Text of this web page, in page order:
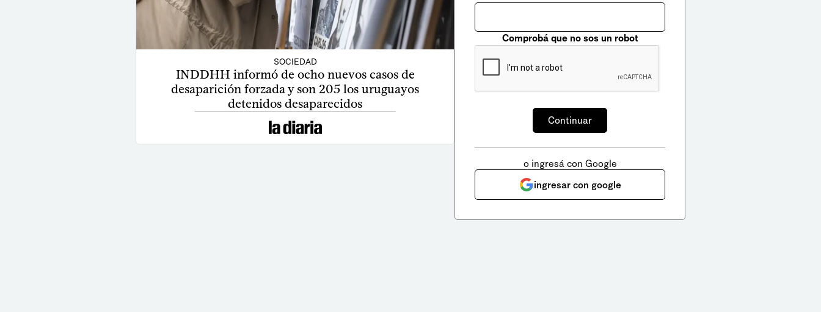
SOCIEDAD
INDDHH informó de ocho nuevos casos de
desaparición forzada y son 205 los uruguayos
detenidos desaparecidos
Comprobá que no sos un robot
o ingresá con Google
ingresar con google